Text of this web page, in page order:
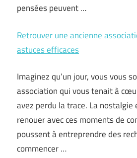
pensées peuvent …
Retrouver une ancienne
astuces efficaces
Imaginez qu’un jour, vous vous
association qui vous tenait à
avez perdu la trace. La nostalgie
renouer avec ces moments de
poussent à entreprendre des
commencer …